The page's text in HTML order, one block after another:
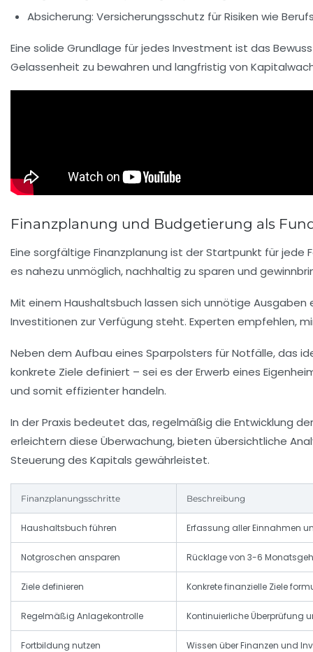
Absicherung: Versicherungsschutz für Risiken wie
Eine solide Grundlage für jedes Investment ist das
Gelassenheit zu bewahren und langfristig von
Finanzplanung und Budgetierung als
Eine sorgfältige Finanzplanung ist der Startpunkt für jede
es nahezu unmöglich, nachhaltig zu sparen und
Mit einem Haushaltsbuch lassen sich unnötige
Investitionen zur Verfügung steht. Experten empfehlen,
Neben dem Aufbau eines Sparpolsters für Notfälle, das
konkrete Ziele definiert – sei es der Erwerb eines
und somit effizienter handeln.
In der Praxis bedeutet das, regelmäßig die Entwicklung
erleichtern diese Überwachung, bieten übersichtliche
Steuerung des Kapitals gewährleistet.
Finanzplanungsschritte Beschreibung
Haushaltsbuch führen Erfassung aller Einnahmen
Notgroschen ansparen Rücklage von 3-6
Ziele definieren Konkrete finanzielle Ziele
Regelmäßig Anlagekontrolle Kontinuierliche Überprüfung
Fortbildung nutzen Wissen über Finanzen und